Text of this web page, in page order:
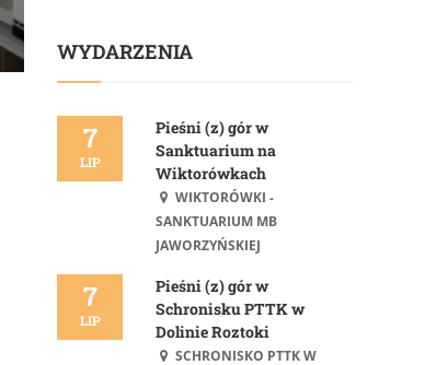
WYDARZENIA
7
LIP
Pieśni (z) gór w
Sanktuarium na
Wiktorówkach
WIKTORÓWKI -
SANKTUARIUM MB
JAWORZYŃSKIEJ
7
LIP
Pieśni (z) gór w
Schronisku PTTK w
Dolinie Roztoki
SCHRONISKO PTTK W